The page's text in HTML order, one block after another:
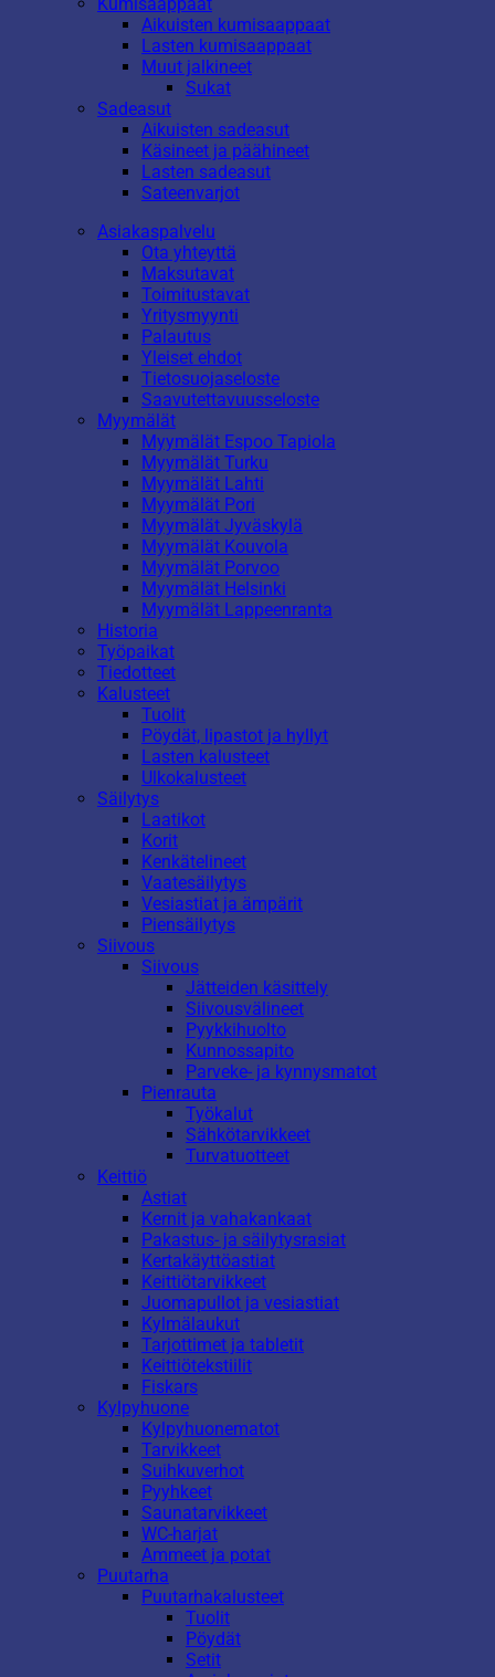
Aikuisten kumisaappaat
Lasten kumisaappaat
Muut jalkineet
Sukat
Sadeasut
Aikuisten sadeasut
Käsineet ja päähineet
Lasten sadeasut
Sateenvarjot
Asiakaspalvelu
Ota yhteyttä
Maksutavat
Toimitustavat
Yritysmyynti
Palautus
Yleiset ehdot
Tietosuojaseloste
Saavutettavuusseloste
Myymälät
Myymälät Espoo Tapiola
Myymälät Turku
Myymälät Lahti
Myymälät Pori
Myymälät Jyväskylä
Myymälät Kouvola
Myymälät Porvoo
Myymälät Helsinki
Myymälät Lappeenranta
Historia
Työpaikat
Tiedotteet
Kalusteet
Tuolit
Pöydät, lipastot ja hyllyt
Lasten kalusteet
Ulkokalusteet
Säilytys
Laatikot
Korit
Kenkätelineet
Vaatesäilytys
Vesiastiat ja ämpärit
Piensäilytys
Siivous
Siivous
Jätteiden käsittely
Siivousvälineet
Pyykkihuolto
Kunnossapito
Parveke- ja kynnysmatot
Pienrauta
Työkalut
Sähkötarvikkeet
Turvatuotteet
Keittiö
Astiat
Kernit ja vahakankaat
Pakastus- ja säilytysrasiat
Kertakäyttöastiat
Keittiötarvikkeet
Juomapullot ja vesiastiat
Kylmälaukut
Tarjottimet ja tabletit
Keittiötekstiilit
Fiskars
Kylpyhuone
Kylpyhuonematot
Tarvikkeet
Suihkuverhot
Pyyhkeet
Saunatarvikkeet
WC-harjat
Ammeet ja potat
Puutarha
Puutarhakalusteet
Tuolit
Pöydät
Setit